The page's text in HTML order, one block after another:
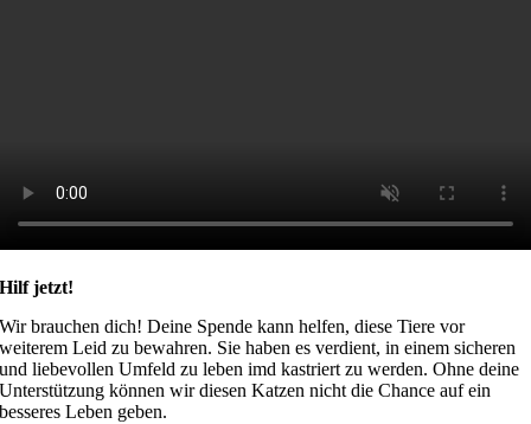
Hilf jetzt!
Wir brauchen dich! Deine Spende kann helfen, diese Tiere vor
weiterem Leid zu bewahren. Sie haben es verdient, in einem sicheren
und liebevollen Umfeld zu leben imd kastriert zu werden. Ohne deine
Unterstützung können wir diesen Katzen nicht die Chance auf ein
besseres Leben geben.